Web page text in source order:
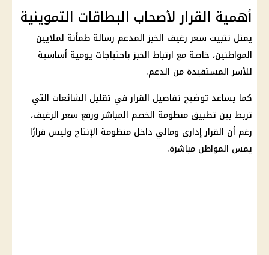
أهمية القرار لأصحاب البطاقات التموينية
يمثل تثبيت سعر رغيف الخبز المدعم رسالة طمأنة لملايين
المواطنين، خاصة مع ارتباط الخبز باحتياجات يومية أساسية
للأسر المستفيدة من الدعم.
كما يساعد توضيح تفاصيل القرار في تقليل الشائعات التي
تربط بين تطبيق منظومة الخصم المباشرورفع سعر الرغيف،
رغم أن القرار إداري ومالي داخل منظومة الإنتاج وليس قرارًا
يمس المواطن مباشرة.